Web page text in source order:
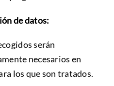
de datos:
serán
necesarios en
los que son tratados.